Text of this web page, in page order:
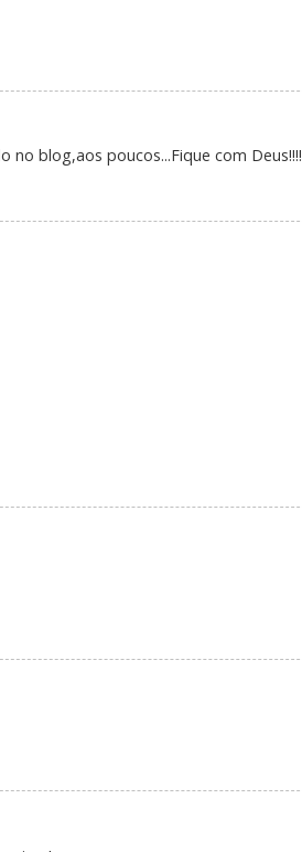
no blog,aos poucos...Fique com Deus!!!!